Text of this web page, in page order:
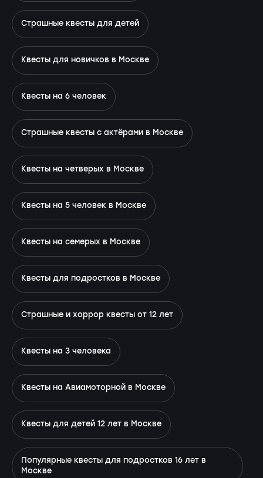
Страшные квесты для детей
Квесты для новичков в Москве
Квесты на 6 человек
Страшные квесты с актёрами в Москве
Квесты на четверых в Москве
Квесты на 5 человек в Москве
Квесты на семерых в Москве
Квесты для подростков в Москве
Страшные и хоррор квесты от 12 лет
Квесты на 3 человека
Квесты на Авиамоторной в Москве
Квесты для детей 12 лет в Москве
Популярные квесты для подростков 16 лет в
Москве